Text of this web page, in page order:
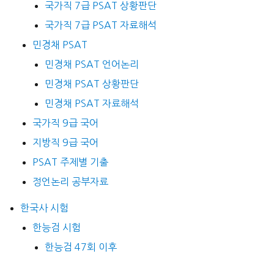
국가직 7급 PSAT 상황판단
국가직 7급 PSAT 자료해석
민경채 PSAT
민경채 PSAT 언어논리
민경채 PSAT 상황판단
민경채 PSAT 자료해석
국가직 9급 국어
지방직 9급 국어
PSAT 주제별 기출
정언논리 공부자료
한국사 시험
한능검 시험
한능검 47회 이후